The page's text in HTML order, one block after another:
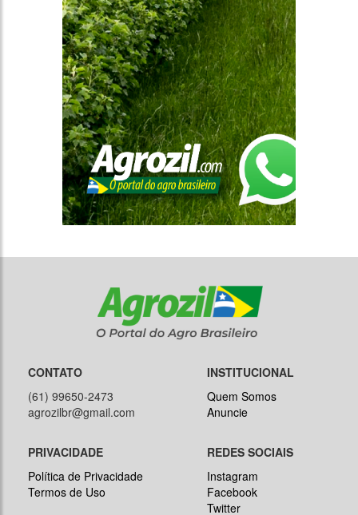
CONTATO
(61) 99650-2473
agrozilbr@gmail.com
INSTITUCIONAL
Quem Somos
Anuncie
PRIVACIDADE
Política de Privacidade
Termos de Uso
REDES SOCIAIS
Instagram
Facebook
Twitter